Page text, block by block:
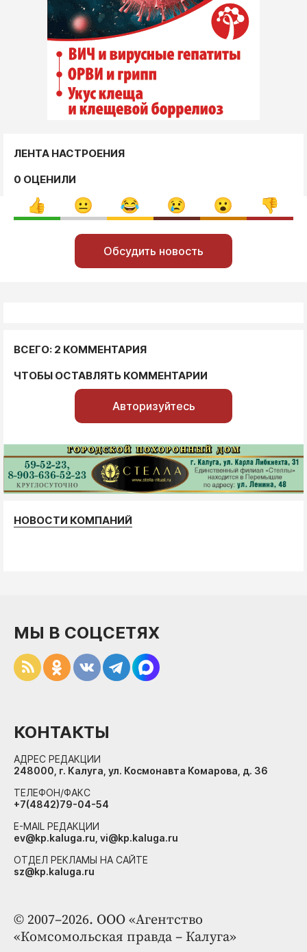
ЛЕНТА НАСТРОЕНИЯ
0 ОЦЕНИЛИ
Обсудить новость
ВСЕГО: 2 КОММЕНТАРИЯ
ЧТОБЫ ОСТАВЛЯТЬ КОММЕНТАРИИ
Авторизуйтесь
НОВОСТИ КОМПАНИЙ
© 2007–2026. ООО «Агентство
«Комсомольская правда – Калуга»
МЫ В СОЦСЕТЯХ
КОНТАКТЫ
АДРЕС РЕДАКЦИИ
248000, г. Калуга, ул. Космонавта Комарова, д. 36
ТЕЛЕФОН/ФАКС
+7(4842)79-04-54
E-MAIL РЕДАКЦИИ
ev@kp.kaluga.ru, vi@kp.kaluga.ru
ОТДЕЛ РЕКЛАМЫ НА САЙТЕ
sz@kp.kaluga.ru